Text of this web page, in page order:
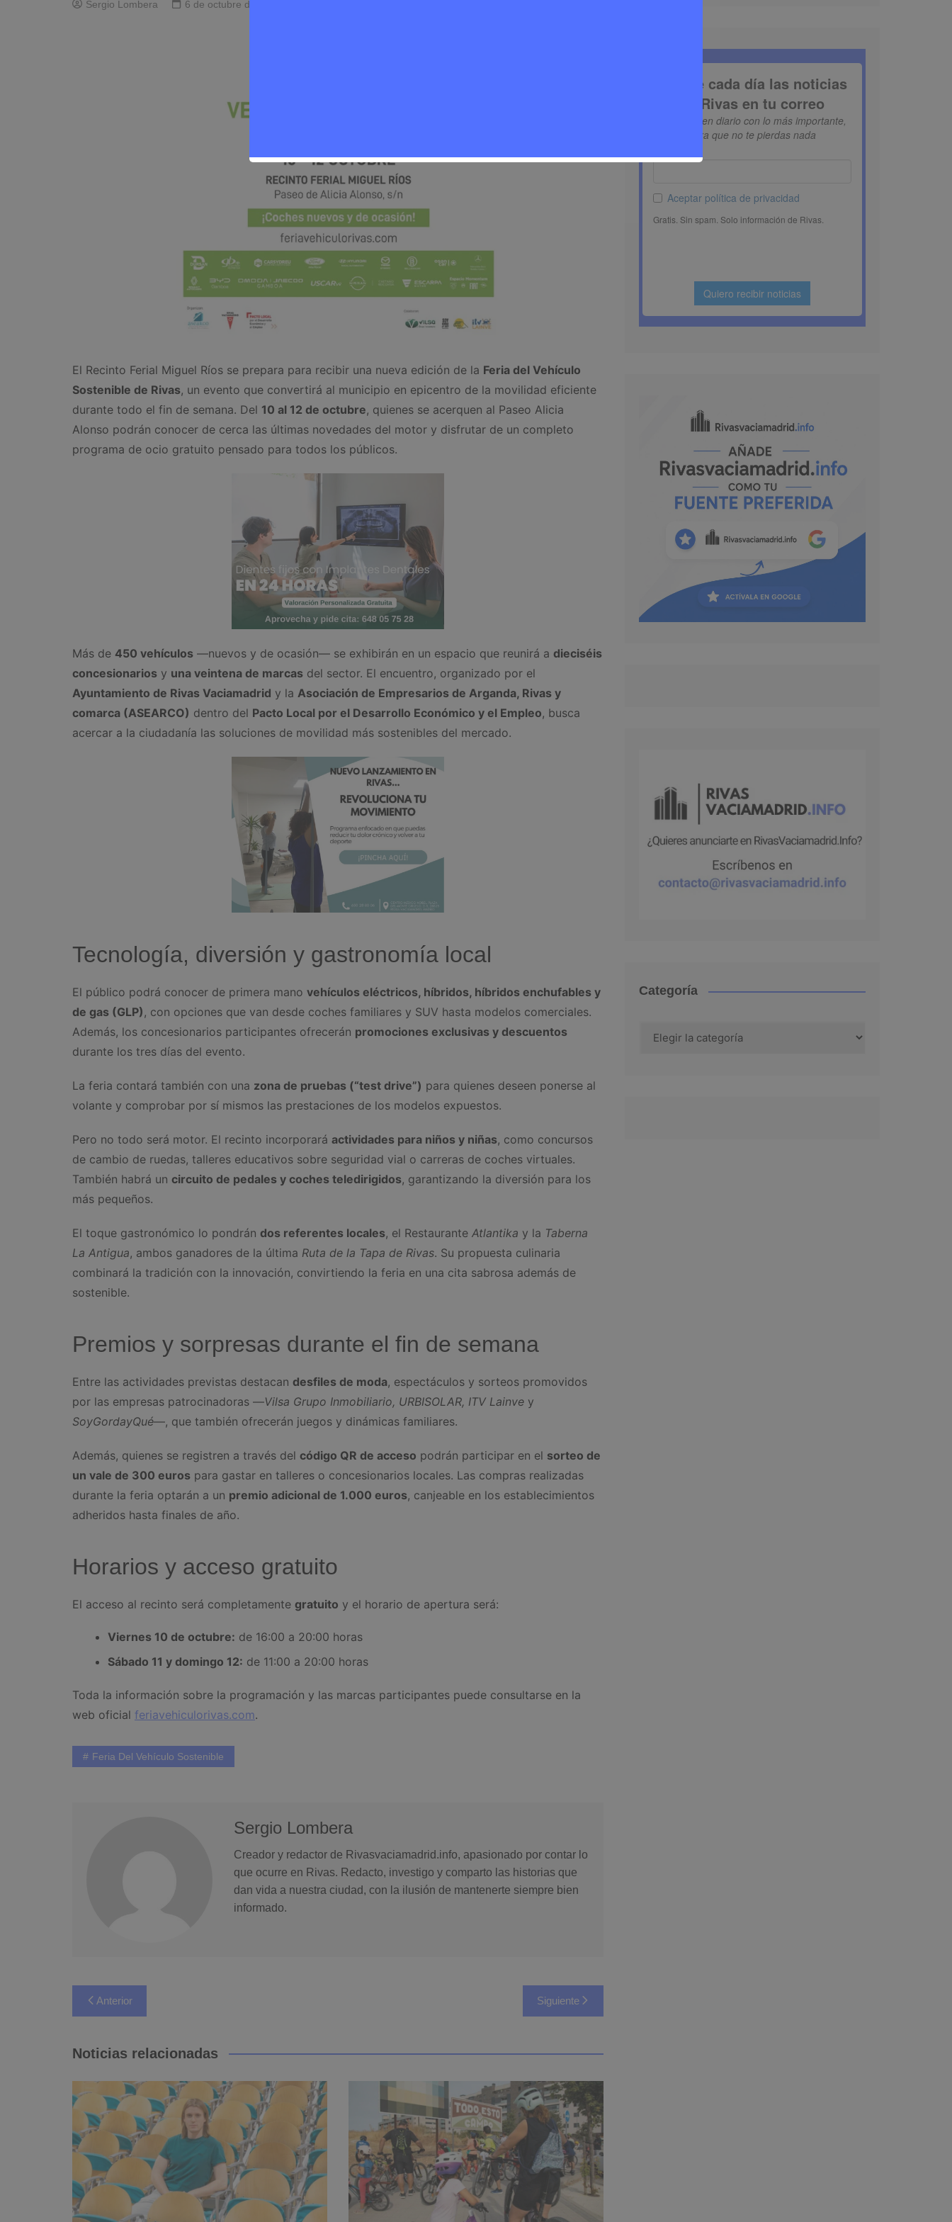
Sergio Lombera 6 de octubre de 2025
El Recinto Ferial Miguel Ríos se prepara para recibir una nueva edición de la Feria del Vehículo
Sostenible de Rivas, un evento que convertirá al municipio en epicentro de la movilidad eficiente
durante todo el fin de semana. Del 10 al 12 de octubre, quienes se acerquen al Paseo Alicia
Alonso podrán conocer de cerca las últimas novedades del motor y disfrutar de un completo
programa de ocio gratuito pensado para todos los públicos.
Más de 450 vehículos —nuevos y de ocasión— se exhibirán en un espacio que reunirá a dieciséis
concesionarios y una veintena de marcas del sector. El encuentro, organizado por el
Ayuntamiento de Rivas Vaciamadrid y la Asociación de Empresarios de Arganda, Rivas y
comarca (ASEARCO) dentro del Pacto Local por el Desarrollo Económico y el Empleo, busca
acercar a la ciudadanía las soluciones de movilidad más sostenibles del mercado.
Tecnología, diversión y gastronomía local
El público podrá conocer de primera mano vehículos eléctricos, híbridos, híbridos enchufables y
de gas (GLP), con opciones que van desde coches familiares y SUV hasta modelos comerciales.
Además, los concesionarios participantes ofrecerán promociones exclusivas y descuentos
durante los tres días del evento.
La feria contará también con una zona de pruebas (“test drive”) para quienes deseen ponerse al
volante y comprobar por sí mismos las prestaciones de los modelos expuestos.
Pero no todo será motor. El recinto incorporará actividades para niños y niñas, como concursos
de cambio de ruedas, talleres educativos sobre seguridad vial o carreras de coches virtuales.
También habrá un circuito de pedales y coches teledirigidos, garantizando la diversión para los
más pequeños.
El toque gastronómico lo pondrán dos referentes locales, el Restaurante Atlantika y la Taberna
La Antigua, ambos ganadores de la última Ruta de la Tapa de Rivas. Su propuesta culinaria
combinará la tradición con la innovación, convirtiendo la feria en una cita sabrosa además de
sostenible.
Premios y sorpresas durante el fin de semana
Entre las actividades previstas destacan desfiles de moda, espectáculos y sorteos promovidos
por las empresas patrocinadoras —Vilsa Grupo Inmobiliario, URBISOLAR, ITV Lainve y
SoyGordayQué—, que también ofrecerán juegos y dinámicas familiares.
Además, quienes se registren a través del código QR de acceso podrán participar en el sorteo de
un vale de 300 euros para gastar en talleres o concesionarios locales. Las compras realizadas
durante la feria optarán a un premio adicional de 1.000 euros, canjeable en los establecimientos
adheridos hasta finales de año.
Horarios y acceso gratuito
El acceso al recinto será completamente gratuito y el horario de apertura será:
Viernes 10 de octubre: de 16:00 a 20:00 horas
Sábado 11 y domingo 12: de 11:00 a 20:00 horas
Toda la información sobre la programación y las marcas participantes puede consultarse en la
web oficial feriavehiculorivas.com.
Feria Del Vehículo Sostenible
Sergio Lombera
Creador y redactor de Rivasvaciamadrid.info, apasionado por contar lo
que ocurre en Rivas. Redacto, investigo y comparto las historias que
dan vida a nuestra ciudad, con la ilusión de mantenerte siempre bien
informado.
Navegación
de
entradas
Anterior Siguiente
Noticias relacionadas
Categoría